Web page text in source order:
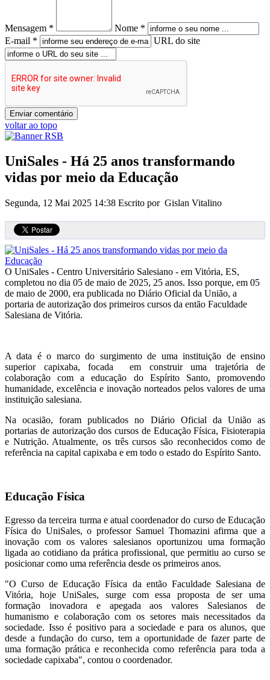
Mensagem *
Nome *
E-mail *
URL do site
voltar ao topo
UniSales - Há 25 anos transformando
vidas por meio da Educação
Segunda, 12 Mai 2025 14:38 Escrito por Gislan Vitalino
O UniSales - Centro Universitário Salesiano - em Vitória, ES,
completou no dia 05 de maio de 2025, 25 anos. Isso porque, em 05
de maio de 2000, era publicada no Diário Oficial da União, a
portaria de autorização dos primeiros cursos da então Faculdade
Salesiana de Vitória.
A data é o marco do surgimento de uma instituição de ensino
superior capixaba, focada em construir uma trajetória de
colaboração com a educação do Espírito Santo, promovendo
humanidade, excelência e inovação norteados pelos valores de uma
instituição salesiana.
Na ocasião, foram publicados no Diário Oficial da União as
portarias de autorização dos cursos de Educação Física, Fisioterapia
e Nutrição. Atualmente, os três cursos são reconhecidos como de
referência na capital capixaba e em todo o estado do Espírito Santo.
Educação Física
Egresso da terceira turma e atual coordenador do curso de Educação
Física do UniSales, o professor Samuel Thomazini afirma que a
inovação com os valores salesianos oportunizou uma formação
ligada ao cotidiano da prática profissional, que permitiu ao curso se
posicionar como uma referência desde os primeiros anos.
"O Curso de Educação Física da então Faculdade Salesiana de
Vitória, hoje UniSales, surge com essa proposta de ser uma
formação inovadora e apegada aos valores Salesianos de
humanismo e colaboração com os setores mais necessitados da
sociedade. Isso é positivo para a sociedade e para os alunos, que
desde a fundação do curso, tem a oportunidade de fazer parte de
uma formação prática e reconhecida como referência para toda a
sociedade capixaba", contou o coordenador.